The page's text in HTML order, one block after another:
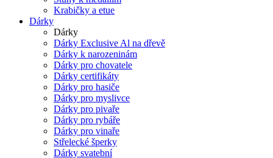
Krabičky a etue
Dárky
Dárky
Dárky Exclusive Al na dřevě
Dárky k narozeninám
Dárky pro chovatele
Dárky certifikáty
Dárky pro hasiče
Dárky pro myslivce
Dárky pro pivaře
Dárky pro rybáře
Dárky pro vinaře
Střelecké šperky
Dárky svatební